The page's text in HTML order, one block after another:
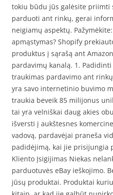
tokiu būdu jūs galėsite priimti
parduoti ant rinkų, gerai
neigiamų aspektų.
apmąstymas? Shopify
produktus į sąrašą ant
pardavimų kanalą. 1.
traukimas pardavimo ant
yra savo internetinio buvimo
traukia beveik 85 milijonus
tai yra velniškai daug akies
išversti į aukštesnes
vadovą, pardavėjai praneša
padidėjimą, kai jie prisijungia
Kliento Įsigijimas Niekas
parduotuvės eBay ieškojimo.
jūsų produktai. Produktai